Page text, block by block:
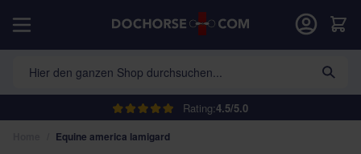
Rating:4.5/5.0
Hier den ganzen Shop durchsuchen...
Equine america lamigard